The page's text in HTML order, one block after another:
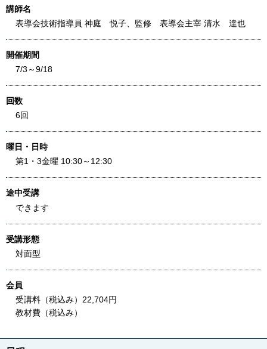
講師名
表導会技術指導員 神庭 悦子、監修 表導会主宰 清水 達也
開催期間
7/3～9/18
回数
6回
曜日・日時
第1・3金曜 10:30～12:30
途中受講
できます
受講形態
対面型
会員
受講料（税込み）22,704円
教材費（税込み）